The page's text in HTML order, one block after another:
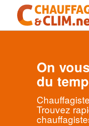
On
du
Trouvez